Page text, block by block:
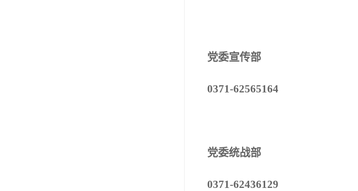
党委宣传部
0371-62565164
党委统战部
0371-62436129